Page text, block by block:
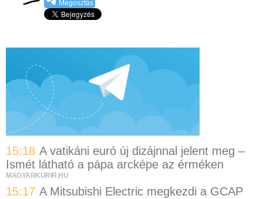
Megosztás
15:18 A vatikáni euró új dizájnnal jelent meg –
Ismét látható a pápa arcképe az érméken
MAGYARKURIR.HU
15:17 A Mitsubishi Electric megkezdi a GCAP